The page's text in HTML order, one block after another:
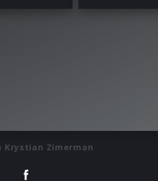
Krystian Zimerman